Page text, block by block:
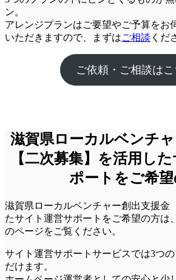
ン。
アレンジプランはご要望やご予算をお
いただきますので、まずはご相談 くだ
ご依頼・ご相談はこ
滋賀県ローカルベンチ
【二次募集】を活用し
ポートをご希
滋賀県ローカルベンチャー創出支援金
たサイト運営サポートをご希望の方は、
のページをご覧ください。
サイト運営サポートサービスでは3つ
だけます。